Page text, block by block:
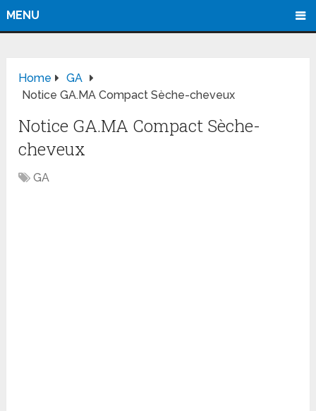
MENU
Home
GA
Notice GA.MA Compact Sèche-cheveux
Notice GA.MA Compact Sèche-
cheveux
GA